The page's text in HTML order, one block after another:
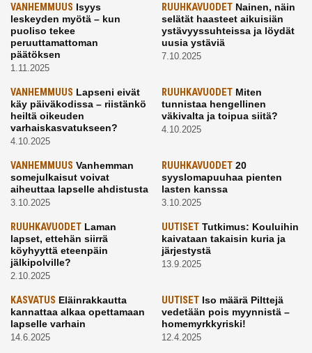
VANHEMMUUS Isyys
leskeyden myötä – kun
puoliso tekee
peruuttamattoman
päätöksen
1.11.2025
RUUHKAVUODETNainen, näin
selätät haasteet aikuisiän
ystävyyssuhteissa ja löydät
uusia ystäviä
7.10.2025
VANHEMMUUS Lapseni eivät
käy päiväkodissa – riistänkö
heiltä oikeuden
varhaiskasvatukseen?
4.10.2025
RUUHKAVUODETMiten
tunnistaa hengellinen
väkivalta ja toipua siitä?
4.10.2025
VANHEMMUUS Vanhemman
somejulkaisut voivat
aiheuttaa lapselle ahdistusta
3.10.2025
RUUHKAVUODET20
syyslomapuuhaa pienten
lasten kanssa
3.10.2025
RUUHKAVUODET Laman
lapset, ettehän siirrä
köyhyyttä eteenpäin
jälkipolville?
2.10.2025
UUTISETTutkimus: Kouluihin
kaivataan takaisin kuria ja
järjestystä
13.9.2025
KASVATUS Eläinrakkautta
kannattaa alkaa opettamaan
lapselle varhain
14.6.2025
UUTISETIso määrä Pilttejä
vedetään pois myynnistä –
homemyrkkyriski!
12.4.2025